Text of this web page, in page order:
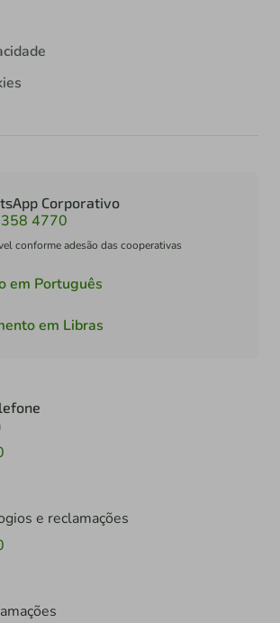
Corporativo
4770
conforme adesão das cooperativas
em Português
em Libras
e reclamações